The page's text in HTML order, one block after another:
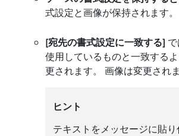
式設定と画像が保持されます。
[宛先の書式設定に一致する]
使用しているものと一致する
更されます。 画像は変更されま
ヒント
テキストをメッセージに貼